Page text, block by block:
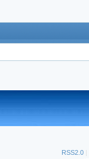
RSS2.0 |